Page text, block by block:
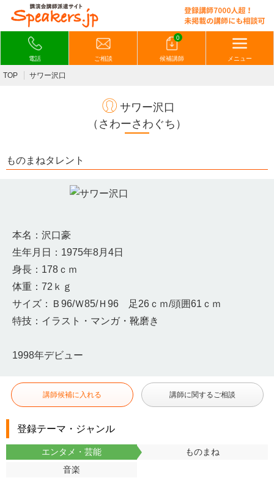
電話 ご相談
0
候補講師 メニュー
TOP サワー沢口
サワー沢口
（さわーさわぐち）
ものまねタレント
本名：沢口豪
生年月日：1975年8月4日
身長：178ｃｍ
体重：72ｋｇ
サイズ：Ｂ96/Ｗ85/Ｈ96 足26ｃｍ/頭囲61ｃｍ
特技：イラスト・マンガ・靴磨き
1998年デビュー
講師候補に入れる 講師に関するご相談
登録テーマ・ジャンル
エンタメ・芸能
ものまね
音楽